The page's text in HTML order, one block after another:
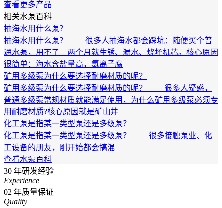
查看更多产品
相关水泵百科
抽海水用什么泵？
抽海水用什么泵？ 很多人抽海水都会踩坑：随便买个普
通水泵，用不了一两个月就生锈、漏水、烧坏机芯。核心原因
很简单：海水含盐量高，氯离子腐
矿用多级泵为什么要选择耐磨材质的呢？
矿用多级泵为什么要选择耐磨材质的呢？ 很多人疑惑，
普通多级泵常规材质就能满足使用，为什么矿用多级泵必须专
用耐磨材质?核心原因就是矿山井
化工泵是指某一类型泵还是多级泵？
化工泵是指某一类型泵还是多级泵？ 很多接触泵业、化
工设备的朋友，刚开始都会搞混
查看水泵百科
30 年研发经验
Experience
02 年质量保证
Quality